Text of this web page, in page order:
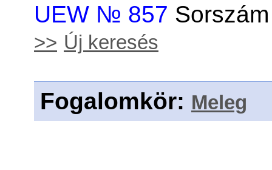
UEW № 857
>> Új keresés
Fogalomkör: Meleg